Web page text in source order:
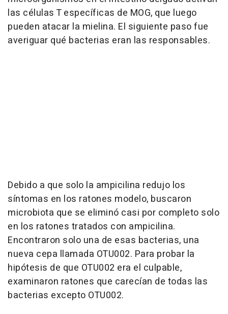
las células T específicas de MOG, que luego
pueden atacar la mielina. El siguiente paso fue
averiguar qué bacterias eran las responsables.
Debido a que solo la ampicilina redujo los
síntomas en los ratones modelo, buscaron
microbiota que se eliminó casi por completo solo
en los ratones tratados con ampicilina.
Encontraron solo una de esas bacterias, una
nueva cepa llamada OTU002. Para probar la
hipótesis de que OTU002 era el culpable,
examinaron ratones que carecían de todas las
bacterias excepto OTU002.